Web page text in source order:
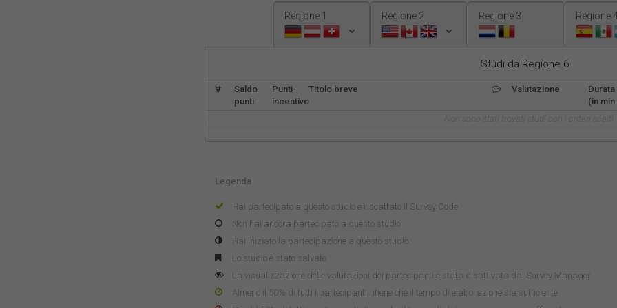
Regione 1 Regione 2 Regione 3 Regione
Studi da Regione 6
#
Saldo
punti
Punti-
incentivo
Titolo breve Valutazione
Durata
(in
Legenda
Hai partecipato a questo studio e riscattato il Survey Code
Non hai ancora partecipato a questo studio
Hai iniziato la partecipazione a questo studio
Lo studio è stato salvato
La visualizzazione delle valutazioni dei partecipanti è stata disattivata dal Survey Manager
Almeno il 50% di tutti i partecipanti ritiene che il tempo di elaborazione sia sufficiente